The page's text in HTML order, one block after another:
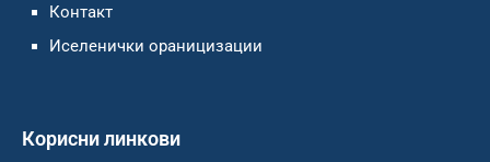
Контакт
Иселенички ораницизации
Корисни линкови